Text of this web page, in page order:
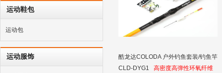
运动鞋包
运动包
运动服饰
酷龙达COLODA 户外钓鱼套装/钓鱼竿
CLD-DYG1
高密度高弹性环氧纤维